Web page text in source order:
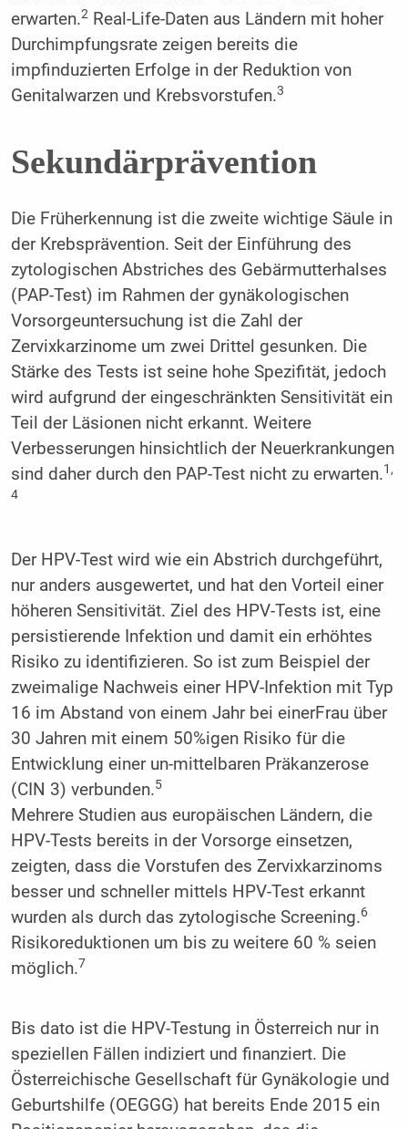
erwarten.2Real-Life-Daten aus Ländern mit hoher
Durchimpfungsrate zeigen bereits die
impfinduzierten Erfolge in der Reduktion von
Genitalwarzen und Krebsvorstufen.3
Sekundärprävention
Die Früherkennung ist die zweite wichtige Säule in
der Krebsprävention. Seit der Einführung des
zytologischen Abstriches des Gebärmutterhalses
(PAP-Test) im Rahmen der gynäkologischen
Vorsorgeuntersuchung ist die Zahl der
Zervixkarzinome um zwei Drittel gesunken. Die
Stärke des Tests ist seine hohe Spezifität, jedoch
wird aufgrund der eingeschränkten Sensitivität ein
Teil der Läsionen nicht erkannt. Weitere
Verbesserungen hinsichtlich der Neuerkrankungen
sind daher durch den PAP-Test nicht zu erwarten.1,
4
Der HPV-Test wird wie ein Abstrich durchgeführt,
nur anders ausgewertet, und hat den Vorteil einer
höheren Sensitivität. Ziel des HPV-Tests ist, eine
persistierende Infektion und damit ein erhöhtes
Risiko zu identifizieren. So ist zum Beispiel der
zweimalige Nachweis einer HPV-Infektion mit Typ
16 im Abstand von einem Jahr bei einerFrau über
30 Jahren mit einem 50%igen Risiko für die
Entwicklung einer un-mittelbaren Präkanzerose
(CIN 3) verbunden.5
Mehrere Studien aus euro­päischen Ländern, die
HPV-Tests bereits in der Vorsorge einsetzen,
zeigten, dass die Vorstufen des Zervixkarzinoms
besser und schneller mittels HPV-Test erkannt
wurden als durch das zytologische Screening.6
Risikoreduktionen um bis zu weitere 60 % seien
möglich.7
Bis dato ist die HPV-Testung in Österreich nur in
speziellen Fällen indiziert und finanziert. Die
Österreichische Gesellschaft für Gynäkologie und
Geburtshilfe (OEGGG) hat bereits Ende 2015 ein